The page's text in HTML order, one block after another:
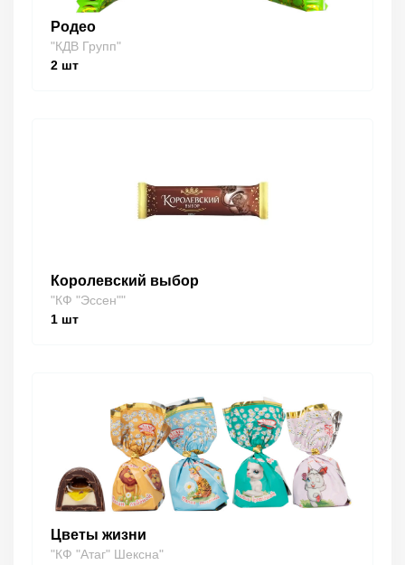
Родео
"КДВ Групп"
2 шт
Королевский выбор
"КФ "Эссен""
1 шт
Цветы жизни
"КФ "Атаг" Шексна"